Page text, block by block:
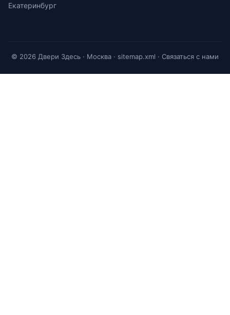
Екатеринбург
© 2026 Двери Здесь · Москва · sitemap.xml · Связаться с нами